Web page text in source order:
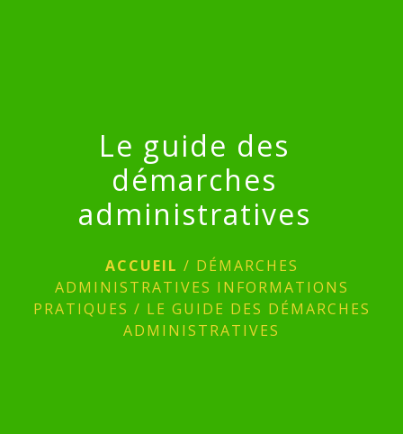
Le guide des
démarches
administratives
ACCUEIL / DÉMARCHES
ADMINISTRATIVES INFORMATIONS
PRATIQUES / LE GUIDE DES DÉMARCHES
ADMINISTRATIVES